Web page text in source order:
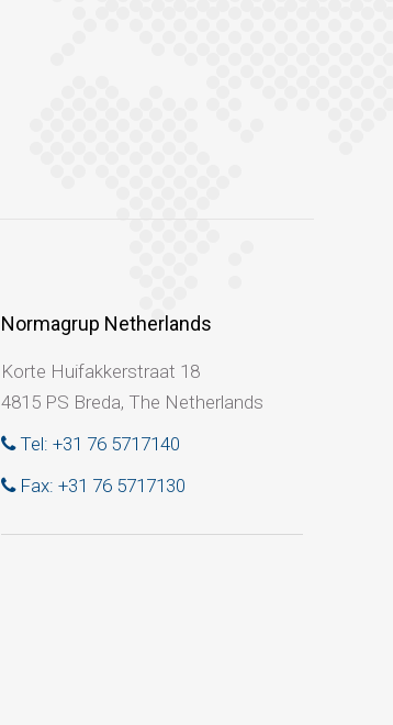
Normagrup Netherlands
Korte Huifakkerstraat 18
4815 PS Breda, The Netherlands
Tel: +31 76 5717140
Fax: +31 76 5717130